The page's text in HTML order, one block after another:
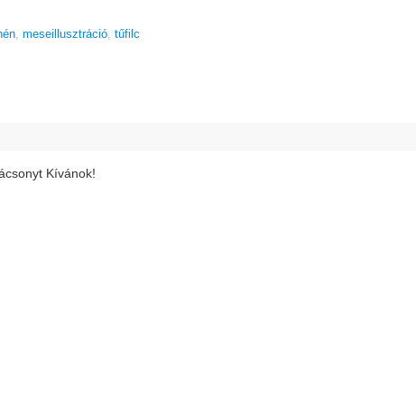
, meseillusztráció, tűfilc
Kívánok!